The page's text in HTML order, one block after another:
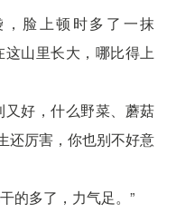
脸上顿时多了一抹
山里长大，哪比得上
又好，什么野菜、蘑菇
还厉害，你也别不好意
的多了，力气足。”